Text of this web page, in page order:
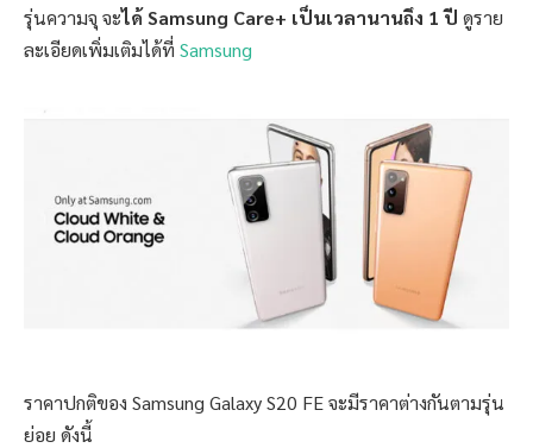
รุ่นความจุ จะได้ Samsung Care+ เป็นเวลานานถึง 1 ปี ดูราย
ละเอียดเพิ่มเติมได้ที่ Samsung
ราคาปกติของ Samsung Galaxy S20 FE จะมีราคาต่างกันตามรุ่น
ย่อย ดังนี้